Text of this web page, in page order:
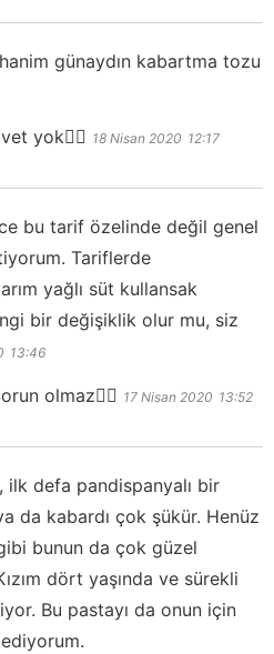
günaydın kabartma tozu
yok👍🏻 18 Nisan 2020 12:17
bu tarif özelinde değil genel
Tariflerde
yağlı süt kullansak
bir değişiklik olur mu, siz
13:46
olmaz👍🏻 17 Nisan 2020 13:52
ilk defa pandispanyalı bir
da kabardı çok şükür. Henüz
bunun da çok güzel
dört yaşında ve sürekli
Bu pastayı da onun için